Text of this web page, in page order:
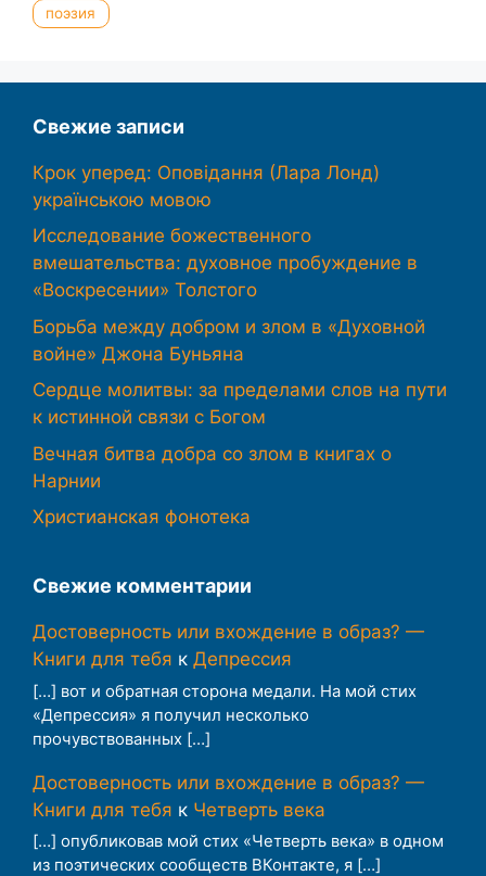
поэзия
Свежие записи
Крок уперед: Оповідання (Лара Лонд)
українською мовою
Исследование божественного
вмешательства: духовное пробуждение в
«Воскресении» Толстого
Борьба между добром и злом в «Духовной
войне» Джона Буньяна
Сердце молитвы: за пределами слов на пути
к истинной связи с Богом
Вечная битва добра со злом в книгах о
Нарнии
Христианская фонотека
Свежие комментарии
Достоверность или вхождение в образ? —
Книги для тебя к Депрессия
[…] вот и обратная сторона медали. На мой стих
«Депрессия» я получил несколько
прочувствованных […]
Достоверность или вхождение в образ? —
Книги для тебя к Четверть века
[…] опубликовав мой стих «Четверть века» в одном
из поэтических сообществ ВКонтакте, я […]